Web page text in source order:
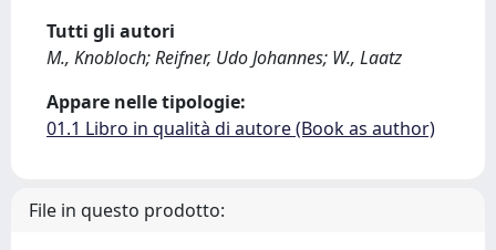
Tutti gli autori
M., Knobloch; Reifner, Udo Johannes; W., Laatz
Appare nelle tipologie:
01.1 Libro in qualità di autore (Book as author)
File in questo prodotto: